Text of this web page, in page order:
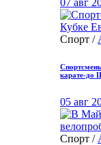
07 авг
Спорт /
карате-до
05 авг
Спорт /